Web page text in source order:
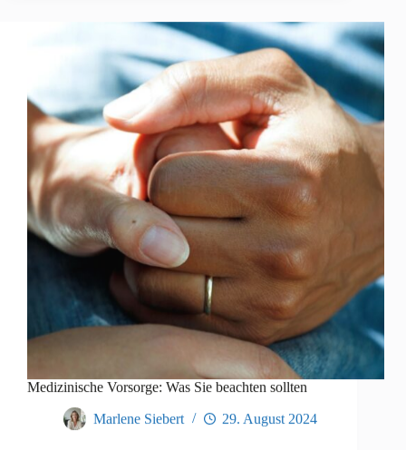
Medizinische Vorsorge: Was Sie beachten sollten
Marlene Siebert 29. August 2024